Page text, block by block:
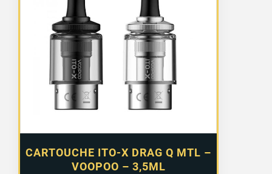
CARTOUCHE ITO-X DRAG Q MTL –
VOOPOO – 3,5ML